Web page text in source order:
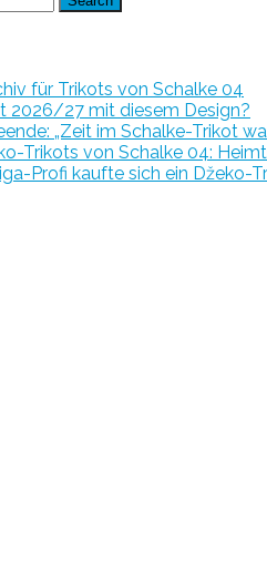
für Trikots von Schalke 04
2026/27 mit diesem Design?
„Zeit im Schalke-Trikot
Trikots von Schalke 04:
Profi kaufte sich ein Džeko-